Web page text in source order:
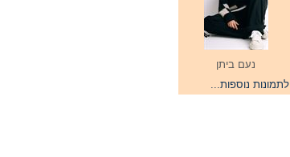
נעם ביתן
לתמונות נוספות...